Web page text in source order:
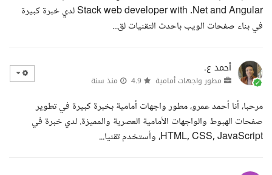
Stack web developer with .Net and Angular لدي خبرة كبيرة
في بناء صفحات الويب باحدث التقنيات لق...
أحمد ع.
مطور واجهات أمامية منذ سنة
مرحبا، أنا أحمد عمرو، مطور واجهات أمامية بخبرة كبيرة في تطوير
صفحات الهبوط والواجهات الأمامية العصرية والمميزة. لدي خبرة في
HTML, CSS, JavaScript، وأستخدم تقنيا...